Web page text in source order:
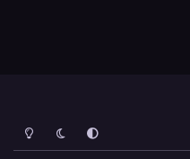
gehabt, darum die WM. Das ist prinzipiell okay, weil a)
Heller ModusDunkler ModusSystemeinstellung